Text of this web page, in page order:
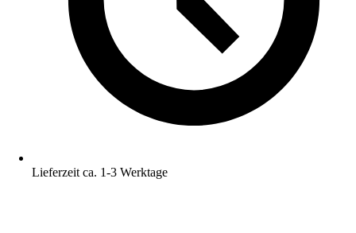
Lieferzeit ca. 1-3 Werktage